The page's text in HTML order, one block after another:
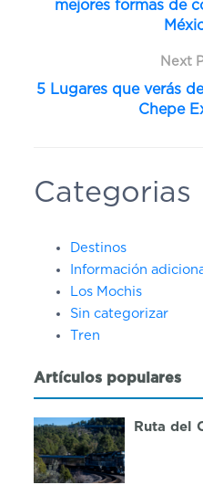
mejores formas de
Next
5 Lugares que verás
Chepe
Categorias
Destinos
Información
Los Mochis
Sin categorizar
Tren
Artículos populares
Ruta del